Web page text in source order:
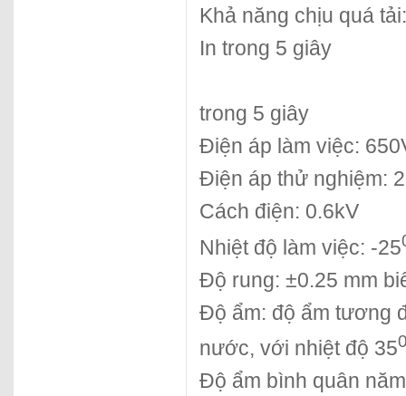
Khả năng chịu quá tải:
In trong 5 giây
trong 5 giây
Điện áp làm việc:
Điện áp thử nghiệm:
Cách điện: 0.6kV
Nhiệt độ làm việc: -25
Độ rung: ±0.25 mm
Độ ẩm: độ ẩm tương
nước, với nhiệt độ 35
Độ ẩm bình quân